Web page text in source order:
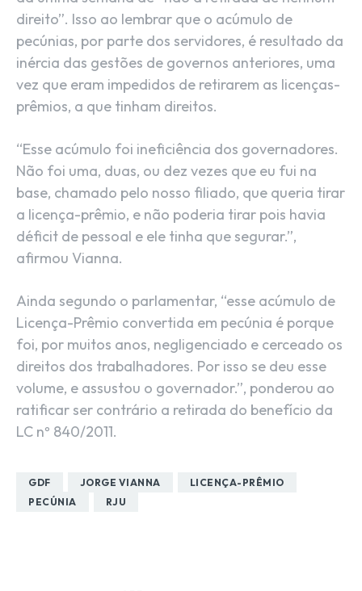
direito”. Isso ao lembrar que o acúmulo de
pecúnias, por parte dos servidores, é resultado da
inércia das gestões de governos anteriores, uma
vez que eram impedidos de retirarem as licenças-
prêmios, a que tinham direitos.
“Esse acúmulo foi ineficiência dos governadores.
Não foi uma, duas, ou dez vezes que eu fui na
base, chamado pelo nosso filiado, que queria tirar
a licença-prêmio, e não poderia tirar pois havia
déficit de pessoal e ele tinha que segurar.”,
afirmou Vianna.
Ainda segundo o parlamentar, “esse acúmulo de
Licença-Prêmio convertida em pecúnia é porque
foi, por muitos anos, negligenciado e cerceado os
direitos dos trabalhadores. Por isso se deu esse
volume, e assustou o governador.”, ponderou ao
ratificar ser contrário a retirada do benefício da
LC nº 840/2011.
GDF JORGE VIANNA
LICENÇA-PRÊMIO
PECÚNIA
RJU